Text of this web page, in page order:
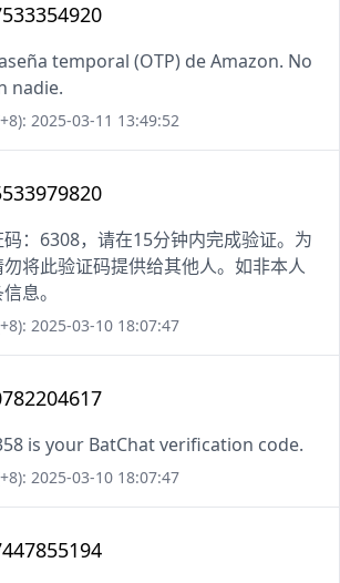
temporal (OTP) de Amazon. No
nadie.
2025-03-11 13:49:52
码：6308，请在15分钟内完成验证。为
将此验证码提供给其他人。如非本人
息。
2025-03-10 18:07:47
is your BatChat verification code.
2025-03-10 18:07:47